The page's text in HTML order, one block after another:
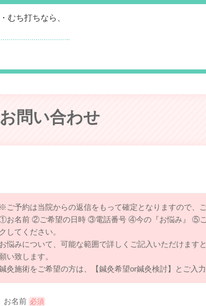
むち打ちなら、
お問い合わせ
※ご予約は当院からの返信をもって確定となりますので、
お名前 ②ご希望の日時 ③電話番号 ④今の『お悩み』 ⑤ご
クしてください。
お悩みについて、可能な範囲で詳しくご記入いただけます
願い致します。
灸施術をご希望の方は、【鍼灸希望or鍼灸検討】とご入
お名前 必須